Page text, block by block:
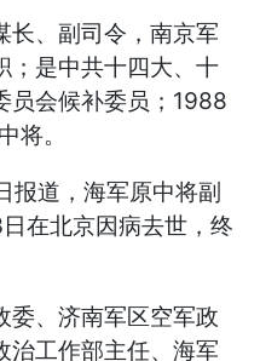
长、副司令，南京军
；是中共十四大、十
员会候补委员；1988
将。
道，海军原中将副
在北京因病去世，终
委、济南军区空军政
治工作部主任、海军